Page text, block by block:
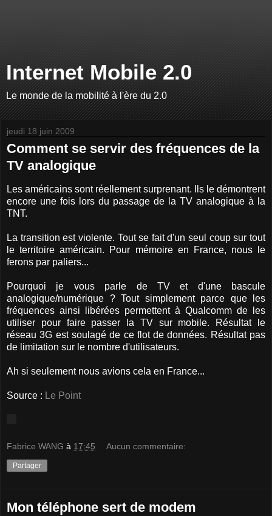
Internet Mobile 2.0
Le monde de la mobilité à l'ère du 2.0
jeudi 18 juin 2009
Comment se servir des fréquences de la
TV analogique
Les américains sont réellement surprenant. Ils le démontrent
encore une fois lors du passage de la TV analogique à la
TNT.
La transition est violente. Tout se fait d'un seul coup sur tout
le territoire américain. Pour mémoire en France, nous le
ferons par paliers...
Pourquoi je vous parle de TV et d'une bascule
analogique/numérique ? Tout simplement parce que les
fréquences ainsi libérées permettent à Qualcomm de les
utiliser pour faire passer la TV sur mobile. Résultat le
réseau 3G est soulagé de ce flot de données. Résultat pas
de limitation sur le nombre d'utilisateurs.
Ah si seulement nous avions cela en France...
Source : Le Point
Fabrice WANG à 17:45 Aucun commentaire:
Partager
Mon téléphone sert de modem